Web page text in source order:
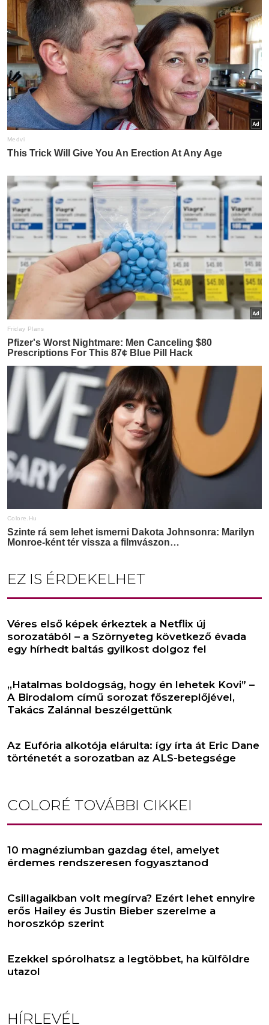
EZ IS ÉRDEKELHET
Véres első képek érkeztek a Netflix új
sorozatából – a Szörnyeteg következő évada
egy hírhedt baltás gyilkost dolgoz fel
,,Hatalmas boldogság, hogy én lehetek Kovi” –
A Birodalom című sorozat főszereplőjével,
Takács Zalánnal beszélgettünk
Az Eufória alkotója elárulta: így írta át Eric Dane
történetét a sorozatban az ALS-betegsége
COLORÉ TOVÁBBI CIKKEI
10 magnéziumban gazdag étel, amelyet
érdemes rendszeresen fogyasztanod
Csillagaikban volt megírva? Ezért lehet ennyire
erős Hailey és Justin Bieber szerelme a
horoszkóp szerint
Ezekkel spórolhatsz a legtöbbet, ha külföldre
utazol
HÍRLEVÉL